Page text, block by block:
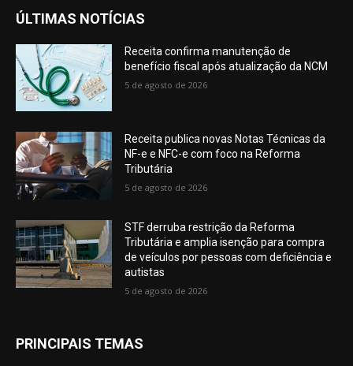
ÚLTIMAS NOTÍCIAS
Receita confirma manutenção de
benefício fiscal após atualização da NCM
5 de agosto de 2026
Receita publica novas Notas Técnicas da
NF-e e NFC-e com foco na Reforma
Tributária
5 de agosto de 2026
STF derruba restrição da Reforma
Tributária e amplia isenção para compra
de veículos por pessoas com deficiência e
autistas
5 de agosto de 2026
PRINCIPAIS TEMAS